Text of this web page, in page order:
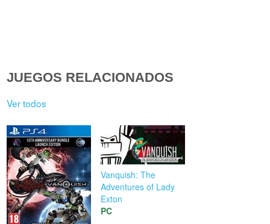
JUEGOS RELACIONADOS
Ver todos
Vanquish: The
Adventures of Lady
Exton
PC